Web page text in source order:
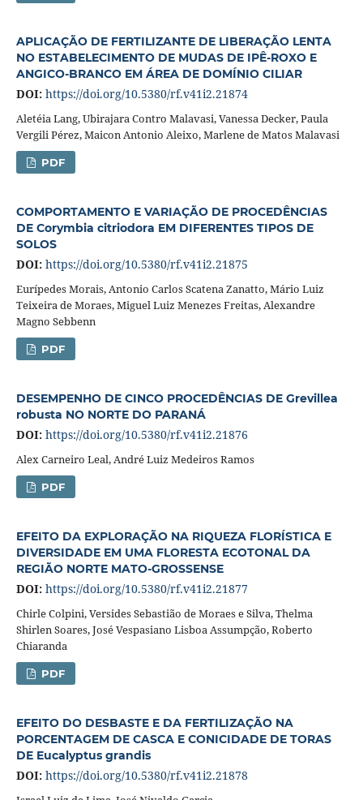
APLICAÇÃO DE FERTILIZANTE DE LIBERAÇÃO LENTA
NO ESTABELECIMENTO DE MUDAS DE IPÊ-ROXO E
ANGICO-BRANCO EM ÁREA DE DOMÍNIO CILIAR
DOI: https://doi.org/10.5380/rf.v41i2.21874
Aletéia Lang, Ubirajara Contro Malavasi, Vanessa Decker, Paula
Vergili Pérez, Maicon Antonio Aleixo, Marlene de Matos Malavasi
PDF
COMPORTAMENTO E VARIAÇÃO DE PROCEDÊNCIAS
DE Corymbia citriodora EM DIFERENTES TIPOS DE
SOLOS
DOI: https://doi.org/10.5380/rf.v41i2.21875
Eurípedes Morais, Antonio Carlos Scatena Zanatto, Mário Luiz
Teixeira de Moraes, Miguel Luiz Menezes Freitas, Alexandre
Magno Sebbenn
PDF
DESEMPENHO DE CINCO PROCEDÊNCIAS DE Grevillea
robusta NO NORTE DO PARANÁ
DOI: https://doi.org/10.5380/rf.v41i2.21876
Alex Carneiro Leal, André Luiz Medeiros Ramos
PDF
EFEITO DA EXPLORAÇÃO NA RIQUEZA FLORÍSTICA E
DIVERSIDADE EM UMA FLORESTA ECOTONAL DA
REGIÃO NORTE MATO-GROSSENSE
DOI: https://doi.org/10.5380/rf.v41i2.21877
Chirle Colpini, Versides Sebastião de Moraes e Silva, Thelma
Shirlen Soares, José Vespasiano Lisboa Assumpção, Roberto
Chiaranda
PDF
EFEITO DO DESBASTE E DA FERTILIZAÇÃO NA
PORCENTAGEM DE CASCA E CONICIDADE DE TORAS
DE Eucalyptus grandis
DOI: https://doi.org/10.5380/rf.v41i2.21878